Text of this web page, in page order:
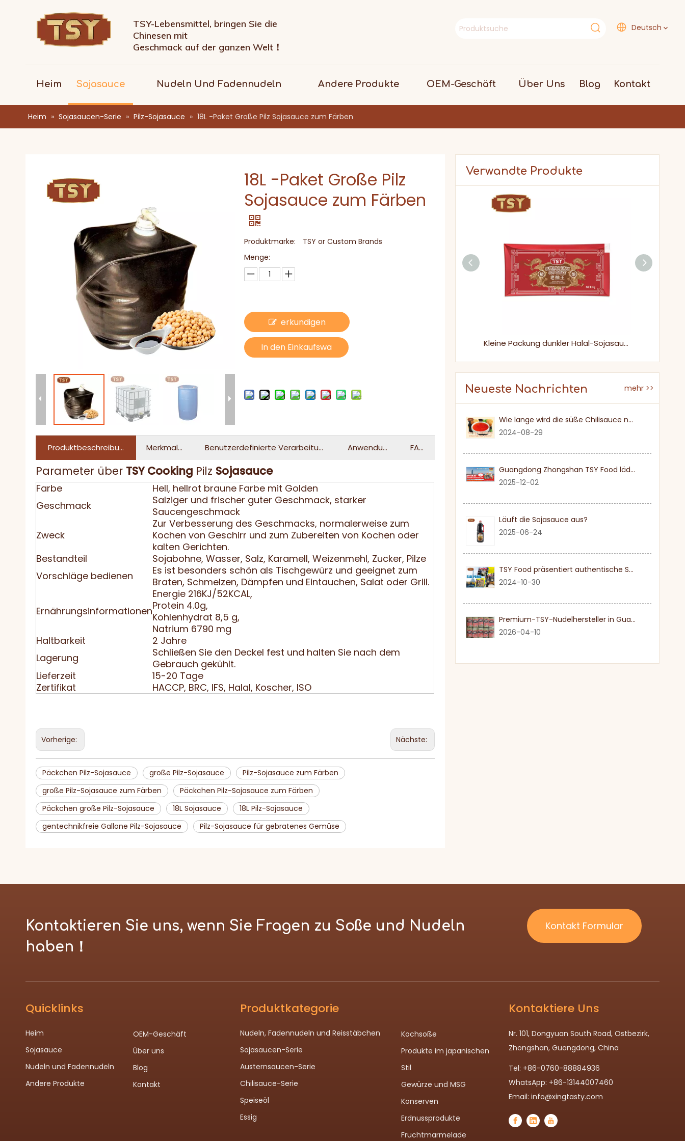
TSY-Lebensmittel, bringen Sie die
Chinesen mit
Geschmack auf der ganzen Welt！
Deutsch
Heim Sojasauce Nudeln Und Fadennudeln Andere Produkte OEM-Geschäft Über Uns Blog Kontakt
Heim » Sojasaucen-Serie » Pilz-Sojasauce » 18L -Paket Große Pilz Sojasauce zum Färben
18L -Paket Große Pilz
Sojasauce zum Färben
Produktmarke:
TSY or Custom Brands
Menge:
erkundigen
In den Einkaufswa
Produktbeschreibung Merkmale Benutzerdefinierte Verarbeitung Anwendung FAQ
Parameter über TSYCooking Pilz Sojasauce
Farbe
Hell, hellrot braune Farbe mit Golden
Geschmack
Salziger und frischer guter Geschmack, starker
Saucengeschmack
Zweck
Zur Verbesserung des Geschmacks, normalerweise zum
Kochen von Geschirr und zum Zubereiten von Kochen oder
kalten Gerichten.
Bestandteil
Sojabohne, Wasser, Salz, Karamell, Weizenmehl, Zucker, Pilze
Vorschläge bedienen
Es ist besonders schön als Tischgewürz und geeignet zum
Braten, Schmelzen, Dämpfen und Eintauchen, Salat oder Grill.
Ernährungsinformationen
Energie 216KJ/52KCAL,
Protein 4.0g,
Kohlenhydrat 8,5 g,
Natrium 6790 mg
Haltbarkeit
2 Jahre
Lagerung
Schließen Sie den Deckel fest und halten Sie nach dem
Gebrauch gekühlt.
Lieferzeit
15-20 Tage
Zertifikat
HACCP, BRC, IFS, Halal, Koscher, ISO
Vorherige: Nächste:
Päckchen Pilz-Sojasauce große Pilz-Sojasauce
Pilz-Sojasauce zum Färben
große Pilz-Sojasauce zum Färben
Päckchen Pilz-Sojasauce zum Färben
Päckchen große Pilz-Sojasauce
18L Sojasauce
18L Pilz-Sojasauce
gentechnikfreie Gallone Pilz-Sojasauce
Pilz-Sojasauce für gebratenes Gemüse
Verwandte Produkte
Kleine Packung dunkler Halal-Sojasauce für gebratene Nudeln
Neueste Nachrichten mehr >>
Wie lange wird die süße Chilisauce nach einmal eröffnet?
2024-08-29
Guangdong Zhongshan TSY Food lädt Sie herzlich ein, die Dubai Gulfood Exhibition 2026 zu besuchen
2025-12-02
Läuft die Sojasauce aus?
2025-06-24
TSY Food präsentiert authentische Sojasauce auf der SIAL PARIS 2024
2024-10-30
Premium-TSY-Nudelhersteller in Guangdong
2026-04-10
Kontaktieren Sie uns, wenn Sie Fragen zu Soße und Nudeln
haben！
Kontakt Formular
Quicklinks
Heim
Sojasauce
Nudeln und Fadennudeln
Andere Produkte
OEM-Geschäft
Über uns
Blog
Kontakt
Produktkategorie
Nudeln, Fadennudeln und Reisstäbchen
Sojasaucen-Serie
Austernsaucen-Serie
Chilisauce-Serie
Speiseöl
Essig
Kochsoße
Produkte im japanischen
Stil
Gewürze und MSG
Konserven
Erdnussprodukte
Fruchtmarmelade
Kontaktiere Uns
Nr. 101, Dongyuan South Road, Ostbezirk,
Zhongshan, Guangdong, China
Tel: +86-0760-88884936
WhatsApp: +86-13144007460
Email: info@xingtasty.com